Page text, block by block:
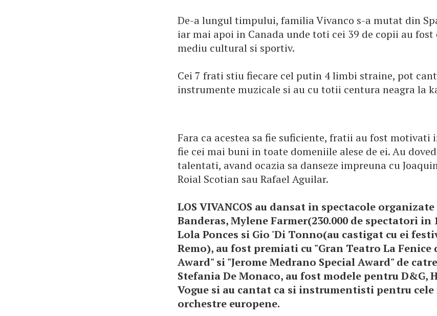
De-a lungul timpului, familia Vivanco s-a mutat din
iar mai apoi in Canada unde toti cei 39 de copii au
mediu cultural si sportiv.
Cei 7 frati stiu fiecare cel putin 4 limbi straine, pot
instrumente muzicale si au cu totii centura neagra la
Fara ca acestea sa fie suficiente, fratii au fost motivati
fie cei mai buni in toate domeniile alese de ei. Au
talentati, avand ocazia sa danseze impreuna cu
Roial Scotian sau Rafael Aguilar.
LOS VIVANCOS au dansat in spectacole
Banderas, Mylene Farmer(230.000 de spectatori in
Lola Ponces si Gio 'Di Tonno(au castigat cu ei
Remo), au fost premiati cu "Gran Teatro La Fenice
Award" si "Jerome Medrano Special Award" de
Stefania De Monaco, au fost modele pentru D&G,
Vogue si au cantat ca si instrumentisti pentru cele
orchestre europene.